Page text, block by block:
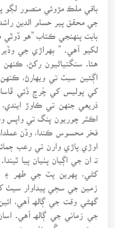
باقي ملڪ مڙوئي منصور لڳو
جي محقق پير حسام الدين
بابت پنهنجي ڪتاب ”هو
لکيو آهي. ” ٻهراڙي جي
هئا. سنگتياڻيون رکڻ،
اڳئين سيٽ تي ويهارڻ، ڪنهن
کي پوليس کي چُرچ ڏئي
ذريعي جنهن تي ڪاوڙ
اڪثر چوريون ڀنگ تي واپس
فخر محسوس ڪندا، وڏن
اوڙي پاڙي وارن تي رعب
تـ ان جي اڳيان پٺيان پيا
کڻي، پهرين پٽ جي طهر ۽
زمين جي سڄي پيداوار سيٺ
گهڻي وقت جي ڳالهـ آهي،
جي زماني جي ڳالهـ آهي.
هوندو هو. چڱي خاصي زمين